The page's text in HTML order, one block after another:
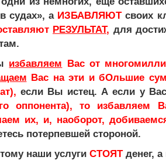
судах», а ИЗБАВЛЯЮТсвоих
РЕЗУЛЬТАТ, для
избавляем Вас от
Вас на эти и бОльшие
если Вы истец. А если у
оппонента), то избавляем
их, и, наоборот,
потерпевшей стороной.
наши услуги СТОЯТденег, а